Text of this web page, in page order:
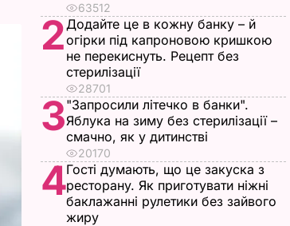
63512
2Додайте це в кожну банку – й
огірки під капроновою кришкою
не перекиснуть. Рецепт без
стерилізації
28701
3"Запросили літечко в банки".
Яблука на зиму без стерилізації –
смачно, як у дитинстві
20170
4Гості думають, що це закуска з
ресторану. Як приготувати ніжні
баклажанні рулетики без зайвого
жиру